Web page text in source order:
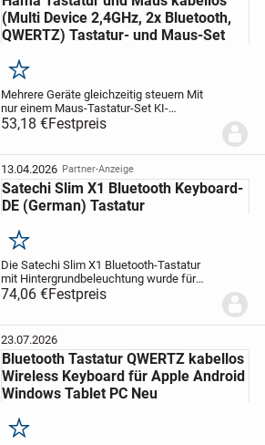
(Multi Device 2,4GHz, 2x Bluetooth,
QWERTZ) Tastatur- und Maus-Set
Merken
Mehrere Geräte gleichzeitig steuern Mit
nur einem Maus-Tastatur-Set KI-
Assistent für viele Programme: Assist-
Taste aktiviert den
Assistenten.Multimediafunktionen über...
53,18 €Festpreis
13.04.2026 Partner-Anzeige
Satechi Slim X1 Bluetooth Keyboard-
DE (German) Tastatur
Merken
Die Satechi Slim X1 Bluetooth-Tastatur
mit Hintergrundbeleuchtung wurde für
Apple-Nutzer entwickelt und bietet ein
vollständiges QWERTZ-Layout, Bluetooth-
intuitive...
74,06 €Festpreis
23.07.2026
Bluetooth Tastatur QWERTZ kabellos
Wireless Keyboard für Apple Android
Windows Tablet PC Neu
Merken